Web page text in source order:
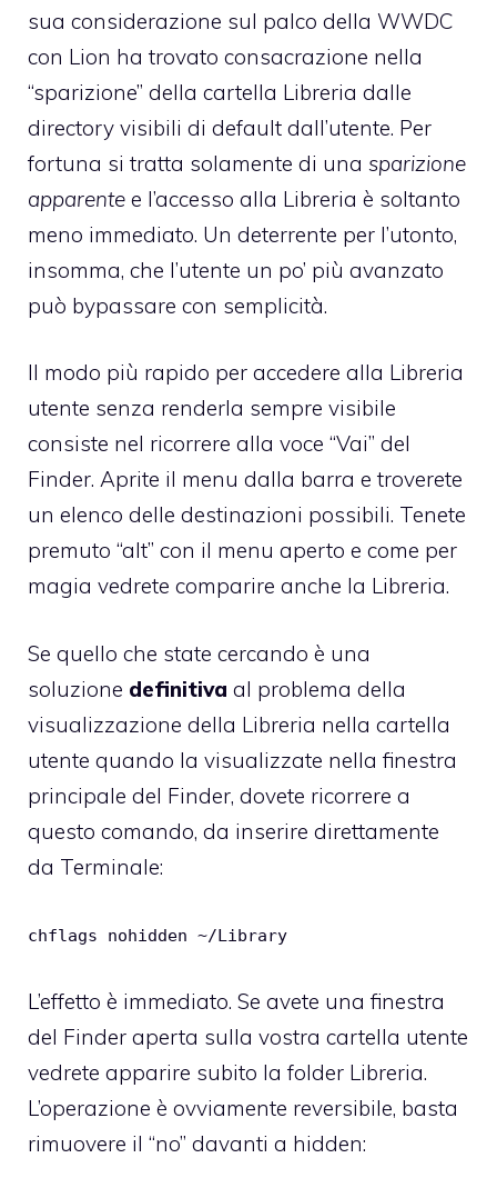
sua considerazione sul palco della WWDC
con Lion ha trovato consacrazione nella
“sparizione” della cartella Libreria dalle
directory visibili di default dall’utente. Per
fortuna si tratta solamente di una sparizione
apparente e l’accesso alla Libreria è soltanto
meno immediato. Un deterrente per l’utonto,
insomma, che l’utente un po’ più avanzato
può bypassare con semplicità.
Il modo più rapido per accedere alla Libreria
utente senza renderla sempre visibile
consiste nel ricorrere alla voce “Vai” del
Finder. Aprite il menu dalla barra e troverete
un elenco delle destinazioni possibili. Tenete
premuto “alt” con il menu aperto e come per
magia vedrete comparire anche la Libreria.
Se quello che state cercando è una
soluzione definitiva al problema della
visualizzazione della Libreria nella cartella
utente quando la visualizzate nella finestra
principale del Finder, dovete ricorrere a
questo comando, da inserire direttamente
da Terminale:
chflags nohidden ~/Library
L’effetto è immediato. Se avete una finestra
del Finder aperta sulla vostra cartella utente
vedrete apparire subito la folder Libreria.
L’operazione è ovviamente reversibile, basta
rimuovere il “no” davanti a hidden: